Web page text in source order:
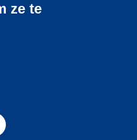
ze te